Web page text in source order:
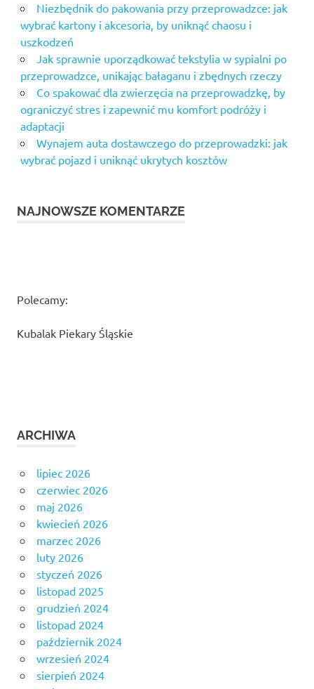
Niezbędnik do pakowania przy przeprowadzce: jak
wybrać kartony i akcesoria, by uniknąć chaosu i
uszkodzeń
Jak sprawnie uporządkować tekstylia w sypialni po
przeprowadzce, unikając bałaganu i zbędnych rzeczy
Co spakować dla zwierzęcia na przeprowadzkę, by
ograniczyć stres i zapewnić mu komfort podróży i
adaptacji
Wynajem auta dostawczego do przeprowadzki: jak
wybrać pojazd i uniknąć ukrytych kosztów
NAJNOWSZE KOMENTARZE
Polecamy:
Kubalak Piekary Śląskie
ARCHIWA
lipiec 2026
czerwiec 2026
maj 2026
kwiecień 2026
marzec 2026
luty 2026
styczeń 2026
listopad 2025
grudzień 2024
listopad 2024
październik 2024
wrzesień 2024
sierpień 2024